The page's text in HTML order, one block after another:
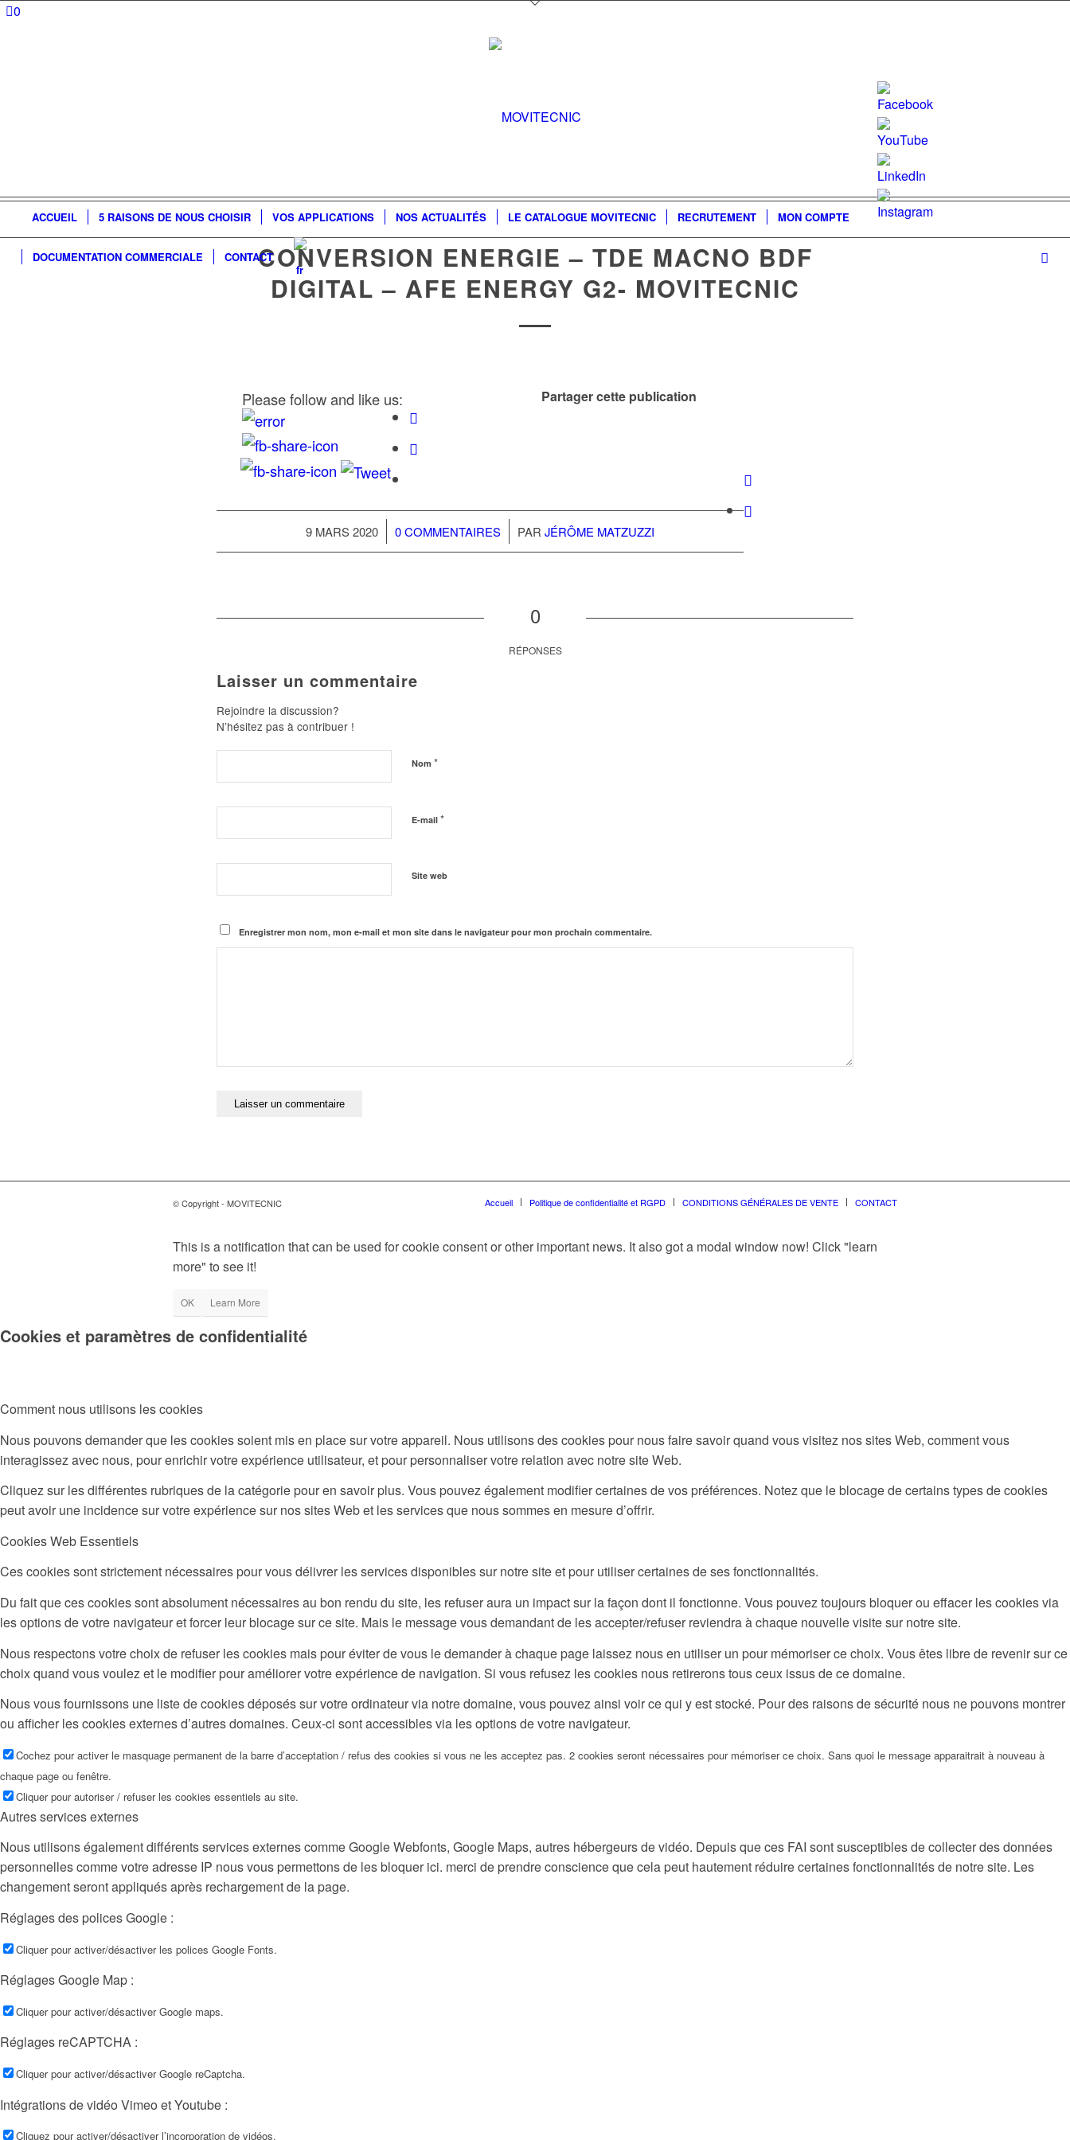
0
ACCUEIL 5 RAISONS DE NOUS CHOISIR VOS APPLICATIONS NOS ACTUALITÉS LE CATALOGUE MOVITECNIC RECRUTEMENT MON COMPTE
DOCUMENTATION COMMERCIALE CONTACTCONVERSION ENERGIE – TDE MACNO BDF
DIGITAL – AFE ENERGY G2- MOVITECNIC
Please follow and like us:
9 MARS 2020
/ 0 COMMENTAIRES
/ PARJÉRÔME MATZUZZI
Partager cette publication
0
RÉPONSES
Laisser un commentaire
Rejoindre la discussion?
N’hésitez pas à contribuer !
Nom *
E-mail *
Site web
Enregistrer mon nom, mon e-mail et mon site dans le navigateur pour mon prochain commentaire.
© Copyright - MOVITECNIC Accueil Politique de confidentialité et RGPD CONDITIONS GÉNÉRALES DE VENTE CONTACT
This is a notification that can be used for cookie consent or other important news. It also got a modal window now! Click "learn
more" to see it!
OK Learn More
Cookies et paramètres de confidentialité
Comment nous utilisons les cookies
Nous pouvons demander que les cookies soient mis en place sur votre appareil. Nous utilisons des cookies pour nous faire savoir quand vous visitez nos sites Web, comment vous
interagissez avec nous, pour enrichir votre expérience utilisateur, et pour personnaliser votre relation avec notre site Web.
Cliquez sur les différentes rubriques de la catégorie pour en savoir plus. Vous pouvez également modifier certaines de vos préférences. Notez que le blocage de certains types de cookies
peut avoir une incidence sur votre expérience sur nos sites Web et les services que nous sommes en mesure d’offrir.
Cookies Web Essentiels
Ces cookies sont strictement nécessaires pour vous délivrer les services disponibles sur notre site et pour utiliser certaines de ses fonctionnalités.
Du fait que ces cookies sont absolument nécessaires au bon rendu du site, les refuser aura un impact sur la façon dont il fonctionne. Vous pouvez toujours bloquer ou effacer les cookies via
les options de votre navigateur et forcer leur blocage sur ce site. Mais le message vous demandant de les accepter/refuser reviendra à chaque nouvelle visite sur notre site.
Nous respectons votre choix de refuser les cookies mais pour éviter de vous le demander à chaque page laissez nous en utiliser un pour mémoriser ce choix. Vous êtes libre de revenir sur ce
choix quand vous voulez et le modifier pour améliorer votre expérience de navigation. Si vous refusez les cookies nous retirerons tous ceux issus de ce domaine.
Nous vous fournissons une liste de cookies déposés sur votre ordinateur via notre domaine, vous pouvez ainsi voir ce qui y est stocké. Pour des raisons de sécurité nous ne pouvons montrer
ou afficher les cookies externes d’autres domaines. Ceux-ci sont accessibles via les options de votre navigateur.
Cochez pour activer le masquage permanent de la barre d’acceptation / refus des cookies si vous ne les acceptez pas. 2 cookies seront nécessaires pour mémoriser ce choix. Sans quoi le message apparaitrait à nouveau à
chaque page ou fenêtre.
Cliquer pour autoriser / refuser les cookies essentiels au site.
Autres services externes
Nous utilisons également différents services externes comme Google Webfonts, Google Maps, autres hébergeurs de vidéo. Depuis que ces FAI sont susceptibles de collecter des données
personnelles comme votre adresse IP nous vous permettons de les bloquer ici. merci de prendre conscience que cela peut hautement réduire certaines fonctionnalités de notre site. Les
changement seront appliqués après rechargement de la page.
Réglages des polices Google :
Cliquer pour activer/désactiver les polices Google Fonts.
Réglages Google Map :
Cliquer pour activer/désactiver Google maps.
Réglages reCAPTCHA :
Cliquer pour activer/désactiver Google reCaptcha.
Intégrations de vidéo Vimeo et Youtube :
Cliquez pour activer/désactiver l’incorporation de vidéos.
Set
Youtube